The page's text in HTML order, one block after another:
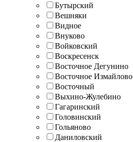
Бутырский
Вешняки
Видное
Внуково
Войковский
Воскресенск
Восточное Дегунино
Восточное Измайлово
Восточный
Выхино-Жулебино
Гагаринский
Головинский
Гольяново
Даниловский